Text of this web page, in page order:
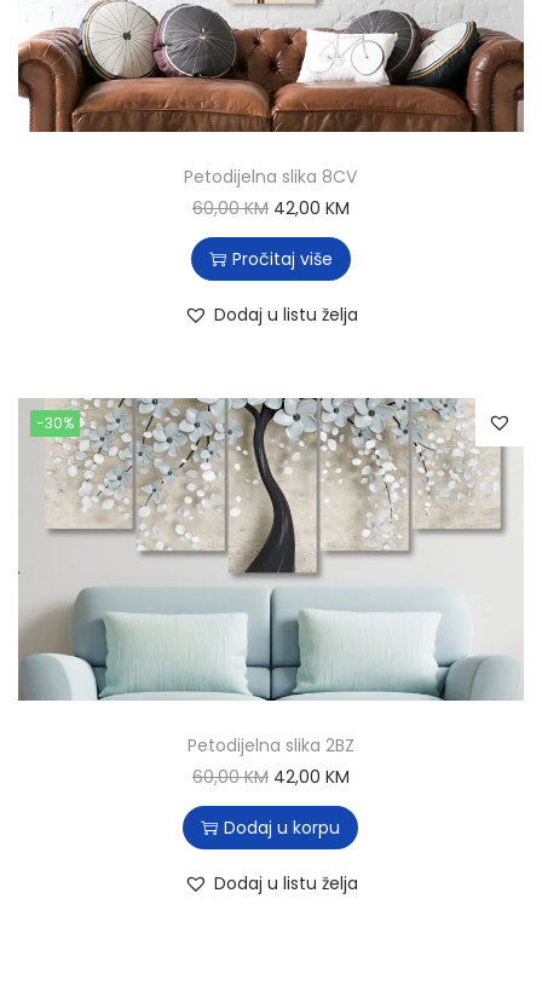
Petodijelna slika 8CV
60,00KM 42,00 KM
Pročitaj više
Dodaj u listu želja
-30%
Petodijelna slika 2BZ
60,00KM 42,00 KM
Dodaj u korpu
Dodaj u listu želja